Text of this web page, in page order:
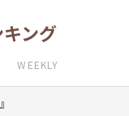
ング
WEEKLY